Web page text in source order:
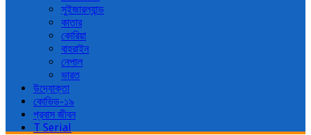
সুইজারল্যান্ড
কাতার
কোরিয়া
বাহরাইন
নেপাল
ভারত
উদ্যোক্তা
কোভিড-১৯
প্রবাস জীবন
T Serial